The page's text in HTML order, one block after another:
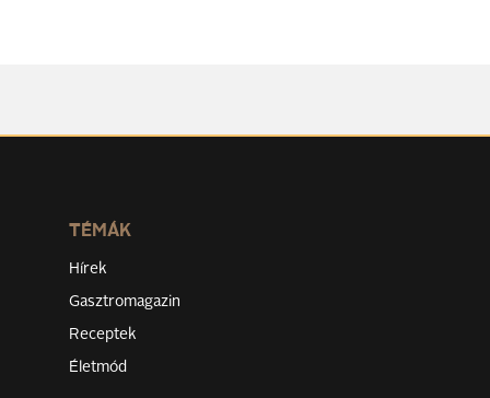
TÉMÁK
Hírek
Gasztromagazin
Receptek
Életmód